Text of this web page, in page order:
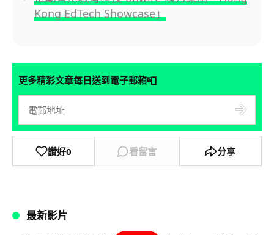
Kong EdTech Showcase」
更多精彩文章每日送到電子郵箱📮
讚好0 看留言 分享
最新影片